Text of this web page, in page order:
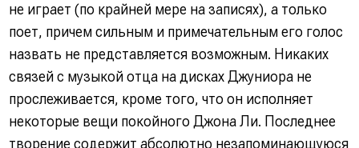
не играет (по крайней мере на записях), а только
поет, причем сильным и примечательным его голос
назвать не представляется возможным. Никаких
связей с музыкой отца на дисках Джуниора не
прослеживается, кроме того, что он исполняет
некоторые вещи покойного Джона Ли. Последнее
творение содержит абсолютно незапоминающуюся